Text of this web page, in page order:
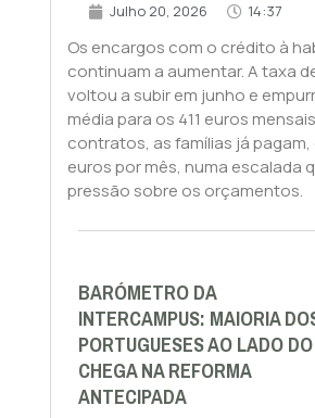
Julho 20, 2026 14:37
Os encargos com o crédito à
continuam a aumentar. A taxa
voltou a subir em junho e
média para os 411 euros
contratos, as famílias já pagam,
euros por mês, numa escalada
pressão sobre os orçamentos.
BARÓMETRO DA
INTERCAMPUS: MAIORIA
PORTUGUESES AO LADO DO
CHEGA NA REFORMA
ANTECIPADA